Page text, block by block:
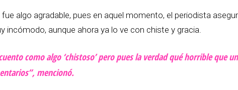
algo agradable, pues en aquel momento, el periodista
incómodo, aunque ahora ya lo ve con chiste y gracia.
como algo ‘chistoso’ pero pues la verdad qué horrible que
mencionó.